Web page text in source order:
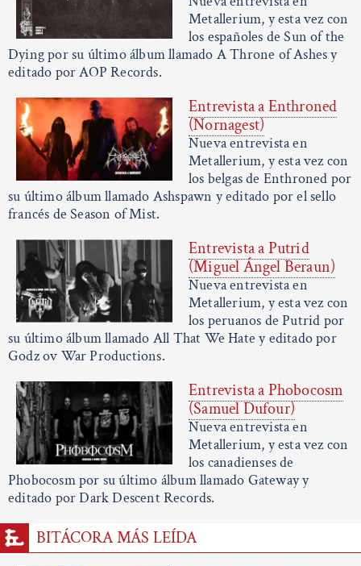
Metallerium, y esta vez con
los españoles de Sun of the
Dying por su último álbum llamado A Throne of Ashes y
editado por AOP Records.
Entrevista a Enthroned
(Nornagest)
Nueva entrevista en
Metallerium, y esta vez con
los belgas de Enthroned por
su último álbum llamado Ashspawn y editado por el sello
francés de Season of Mist.
Entrevista a Putrid
(Miguel Ángel Beraun)
Nueva entrevista en
Metallerium, y esta vez con
los peruanos de Putrid por
su último álbum llamado All That We Hate y editado por
Godz ov War Productions.
Entrevista a Phobocosm
(Samuel Dufour)
Nueva entrevista en
Metallerium, y esta vez con
los canadienses de
Phobocosm por su último álbum llamado Gateway y
editado por Dark Descent Records.
BITÁCORA MÁS LEÍDA